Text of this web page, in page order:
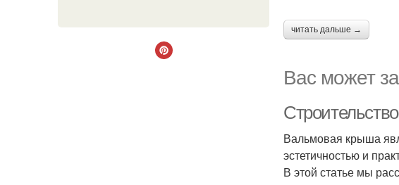
читать дальше →
Вас может
Вальмовая крыша
эстетичностью и
В этой статье мы